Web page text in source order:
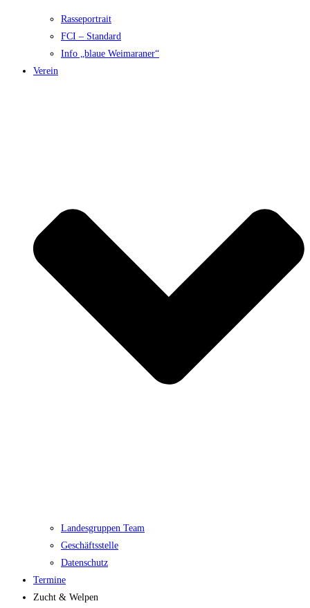
Rasseportrait
FCI – Standard
Info „blaue Weimaraner“
Verein
Landesgruppen Team
Geschäftsstelle
Datenschutz
Termine
Zucht & Welpen